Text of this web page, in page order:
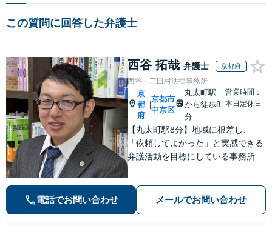
この質問に回答した弁護士
西谷 拓哉 弁護士 京都府
西谷・三田村法律事務所
京
都
府
京都市
中京区
丸太町駅
から徒歩8
分
営業時間：
本日定休日
【丸太町駅8分】地域に根差し、
「依頼してよかった」と実感できる
弁護活動を目標にしている事務所で
実績あり【相続・遺言】相談者さま
に寄り添い、円滑な相続を目指しま
電話でお問い合わせ メールでお問い合わせ